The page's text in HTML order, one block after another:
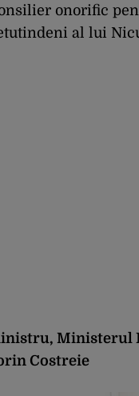
onorific
al lui
Ministerul
Costreie